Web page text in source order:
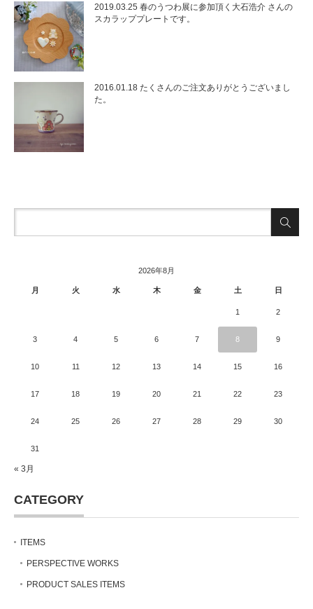
2019.03.25 春のうつわ展に参加頂く大石浩介 さんの
スカラッププレートです。
2016.01.18 たくさんのご注文ありがとうございまし
た。
2026年8月
月 火 水 木 金 土 日
1 2
3 4 5 6 7 8 9
10 11 12 13 14 15 16
17 18 19 20 21 22 23
24 25 26 27 28 29 30
31
« 3月
CATEGORY
ITEMS
PERSPECTIVE WORKS
PRODUCT SALES ITEMS